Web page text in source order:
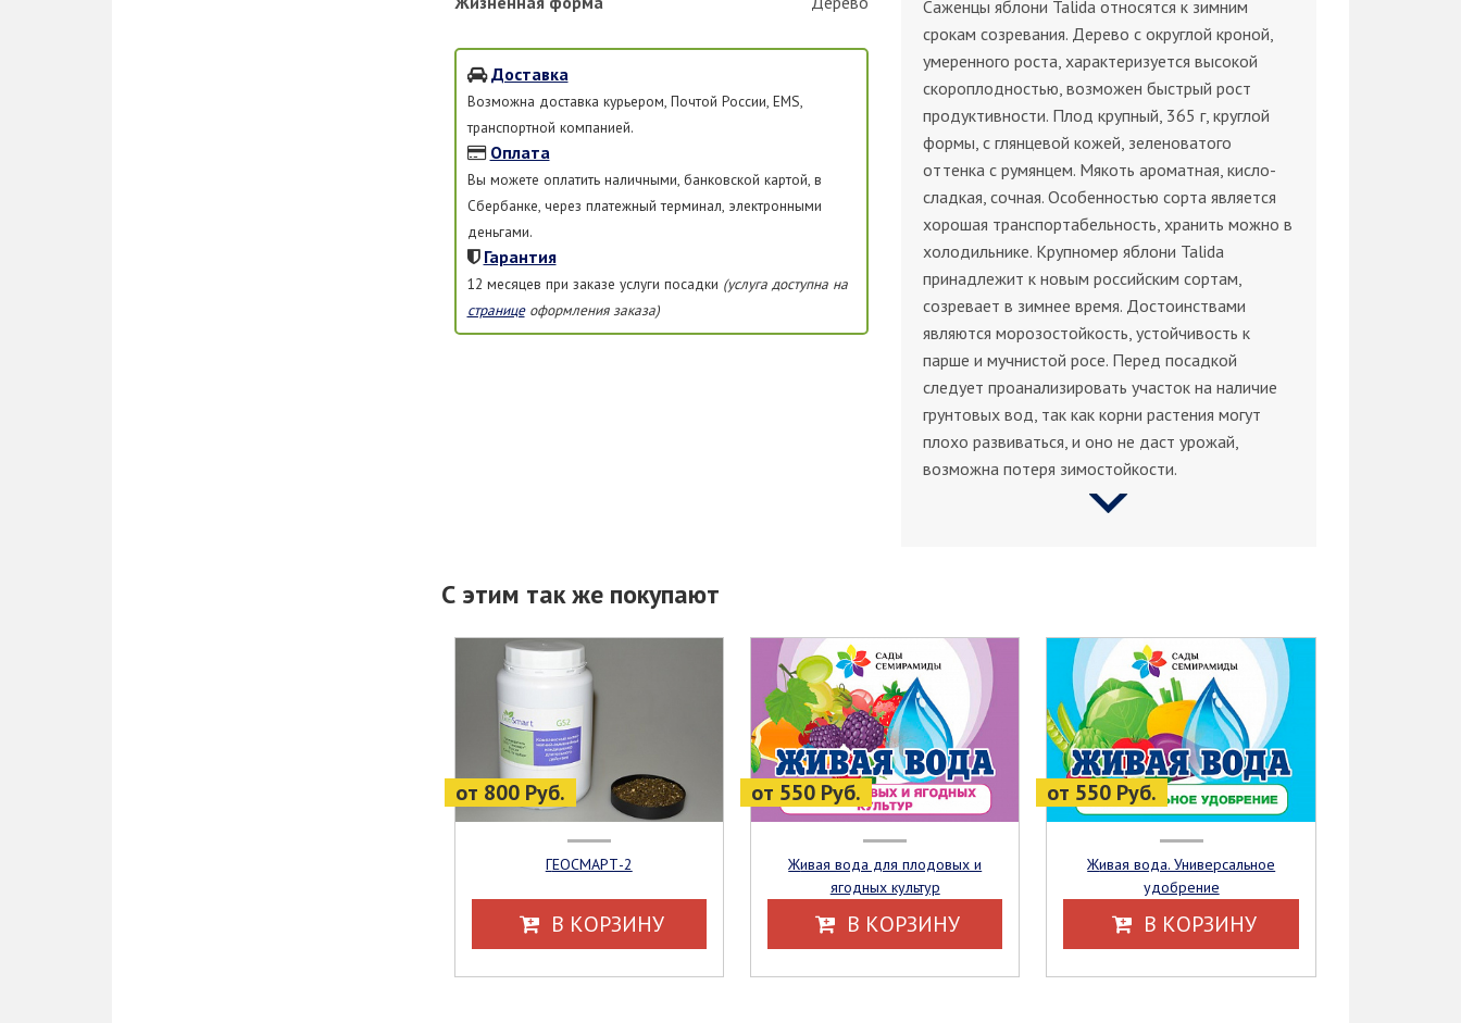
Доставка
Возможна доставка курьером, Почтой России, EMS,
транспортной компанией.
Оплата
Вы можете оплатить наличными, банковской картой, в
Сбербанке, через платежный терминал, электронными
деньгами.
Гарантия
12 месяцев при заказе услуги посадки (услуга доступна на
страницеоформления заказа)
Саженцы яблони Talida относятся к зимним
срокам созревания. Дерево с округлой кроной,
умеренного роста, характеризуется высокой
скороплодностью, возможен быстрый рост
продуктивности. Плод крупный, 365 г, круглой
формы, с глянцевой кожей, зеленоватого
оттенка с румянцем. Мякоть ароматная, кисло-
сладкая, сочная. Особенностью сорта является
хорошая транспортабельность, хранить можно в
холодильнике. Крупномер яблони Talida
принадлежит к новым российским сортам,
созревает в зимнее время. Достоинствами
являются морозостойкость, устойчивость к
парше и мучнистой росе. Перед посадкой
следует проанализировать участок на наличие
грунтовых вод, так как корни растения могут
плохо развиваться, и оно не даст урожай,
возможна потеря зимостойкости.
С этим так же покупают
от 800 Руб.
ГЕОСМАРТ-2
В КОРЗИНУ
от 550 Руб.
Живая вода для плодовых и
ягодных культур
В КОРЗИНУ
от 550 Руб.
Живая вода. Универсальное
удобрение
В КОРЗИНУ